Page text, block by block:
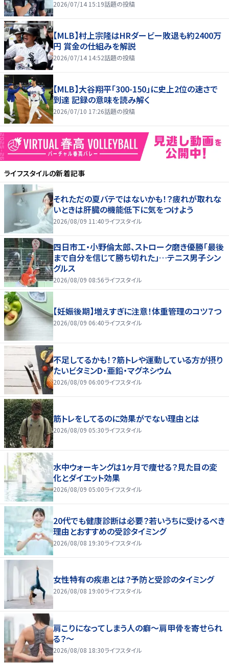
2026/07/14 15:19話題の投稿
【MLB】村上宗隆はHRダービー敗退も約2400万
円 賞金の仕組みを解説
2026/07/14 14:52話題の投稿
【MLB】大谷翔平「300-150」に史上2位の速さで
到達 記録の意味を読み解く
2026/07/10 17:26話題の投稿
ライフスタイルの新着記事
それただの夏バテではないかも！？疲れが取れな
いときは肝臓の機能低下に気をつけよう
2026/08/09 11:40ライフスタイル
四日市工・小野倫太郎、ストローク磨き優勝「最後
まで自分を信じて勝ち切れた」…テニス男子シン
グルス
2026/08/09 08:56ライフスタイル
【妊娠後期】増えすぎに注意！体重管理のコツ７つ
2026/08/09 06:40ライフスタイル
不足してるかも！？筋トレや運動している方が摂り
たいビタミンD・亜鉛・マグネシウム
2026/08/09 06:00ライフスタイル
筋トレをしてるのに効果がでない理由とは
2026/08/09 05:30ライフスタイル
水中ウォーキングは1ヶ月で痩せる？見た目の変
化とダイエット効果
2026/08/09 05:00ライフスタイル
20代でも健康診断は必要？若いうちに受けるべき
理由とおすすめの受診タイミング
2026/08/08 19:30ライフスタイル
女性特有の疾患とは？予防と受診のタイミング
2026/08/08 19:00ライフスタイル
肩こりになってしまう人の癖～肩甲骨を寄せられ
る？～
2026/08/08 18:30ライフスタイル